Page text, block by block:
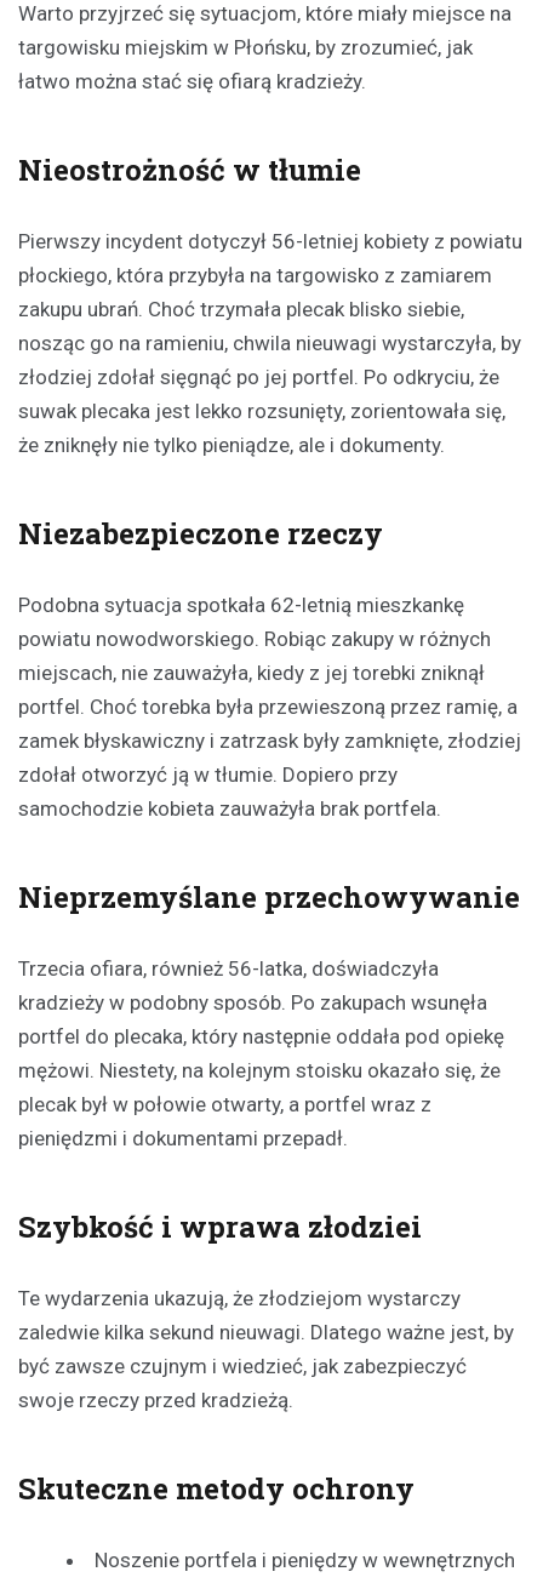
Warto przyjrzeć się sytuacjom, które miały miejsce na
targowisku miejskim w Płońsku, by zrozumieć, jak
łatwo można stać się ofiarą kradzieży.
Nieostrożność w tłumie
Pierwszy incydent dotyczył 56-letniej kobiety z powiatu
płockiego, która przybyła na targowisko z zamiarem
zakupu ubrań. Choć trzymała plecak blisko siebie,
nosząc go na ramieniu, chwila nieuwagi wystarczyła, by
złodziej zdołał sięgnąć po jej portfel. Po odkryciu, że
suwak plecaka jest lekko rozsunięty, zorientowała się,
że zniknęły nie tylko pieniądze, ale i dokumenty.
Niezabezpieczone rzeczy
Podobna sytuacja spotkała 62-letnią mieszkankę
powiatu nowodworskiego. Robiąc zakupy w różnych
miejscach, nie zauważyła, kiedy z jej torebki zniknął
portfel. Choć torebka była przewieszoną przez ramię, a
zamek błyskawiczny i zatrzask były zamknięte, złodziej
zdołał otworzyć ją w tłumie. Dopiero przy
samochodzie kobieta zauważyła brak portfela.
Nieprzemyślane przechowywanie
Trzecia ofiara, również 56-latka, doświadczyła
kradzieży w podobny sposób. Po zakupach wsunęła
portfel do plecaka, który następnie oddała pod opiekę
mężowi. Niestety, na kolejnym stoisku okazało się, że
plecak był w połowie otwarty, a portfel wraz z
pieniędzmi i dokumentami przepadł.
Szybkość i wprawa złodziei
Te wydarzenia ukazują, że złodziejom wystarczy
zaledwie kilka sekund nieuwagi. Dlatego ważne jest, by
być zawsze czujnym i wiedzieć, jak zabezpieczyć
swoje rzeczy przed kradzieżą.
Skuteczne metody ochrony
Noszenie portfela i pieniędzy w wewnętrznych